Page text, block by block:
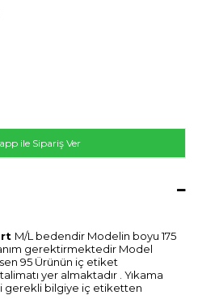
ile Sipariş Ver
M/L bedendir Modelin boyu 175
gerektirmektedir Model
95 Ürünün iç etiket
yer almaktadır . Yıkama
gerekli bilgiye iç etiketten